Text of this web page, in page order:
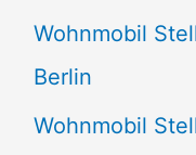
Wohnmobil
Berlin
Wohnmobil